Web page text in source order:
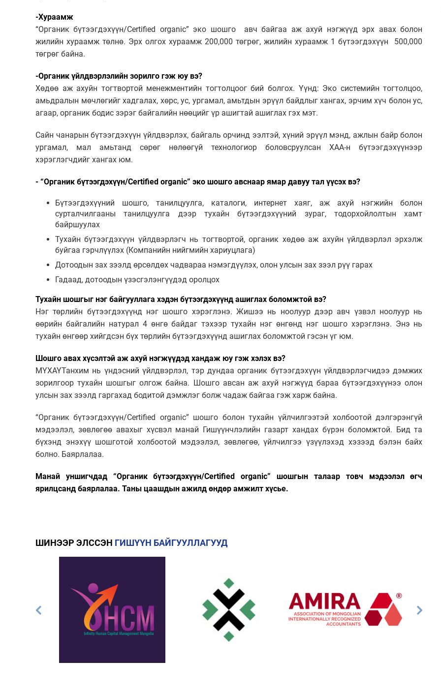
-Хураамж
“Органик бүтээгдэхүүн/Certified organic” эко шошго авч байгаа аж ахуй нэгжүүд эрх авах болон
жилийн хураамж төлнө. Эрх олгох хураамж 200,000 төгрөг, жилийн хураамж 1 бүтээгдэхүүн 500,000
төгрөг байна.
-Органик үйлдвэрлэлийн зорилго гэж юу вэ?
Хөдөө аж ахуйн тогтвортой менежментийн тогтолцоог бий болгох. Үүнд: Эко системийн тогтолцоо,
амьдралын мөчлөгийг хадгалах, хөрс, ус, ургамал, амьтдын эрүүл байдлыг хангах, эрчим хүч болон ус,
агаар, органик бодис зэрэг байгалийн нөөцийг үр ашигтай ашиглах гэх мэт.
Сайн чанарын бүтээгдэхүүн үйлдвэрлэх, байгаль орчинд ээлтэй, хүний эрүүл мэнд, ажлын байр болон
ургамал, мал амьтанд сөрөг нөлөөгүй технологиор боловсруулсан ХАА-н бүтээгдэхүүнээр
хэрэглэгчдийг хангах юм.
- “Органик бүтээгдэхүүн/Certified organic” эко шошго авснаар ямар давуу тал үүсэх вэ?
Бүтээгдэхүүний шошго, танилцуулга, каталоги, интернет хаяг, аж ахуй нэгжийн болон
сурталчилгааны танилцуулга дээр тухайн бүтээгдэхүүний зураг, тодорхойлолтын хамт
байршуулах
Тухайн бүтээгдэхүүн үйлдвэрлэгч нь тогтвортой, органик хөдөө аж ахуйн үйлдвэрлэл эрхэлж
буйгаа гэрчлүүлэх (Компанийн нийгмийн хариуцлага)
Дотоодын зах зээлд өрсөлдөх чадвараа нэмэгдүүлэх, олон улсын зах зээл рүү гарах
Гадаад, дотоодын үзэсгэлэнгүүдэд оролцох
Тухайн шошгыг нэг байгууллага хэдэн бүтээгдэхүүнд ашиглах боломжтой вэ?
Нэг төрлийн бүтээгдэхүүнд нэг шошго хэрэглэнэ. Жишээ нь ноолуур дээр авч үзвэл ноолуур нь
өөрийн байгалийн натурал 4 өнгө байдаг тэхээр тухайн нэг өнгөнд нэг шошго хэрэглэнэ. Энэ нь
тухайн өнгөөр хийгдсэн бүх төрлийн бүтээгдэхүүнд ашиглах боломжтой гэсэн үг юм.
Шошго авах хүсэлтэй аж ахуй нэгжүүдэд хандаж юу гэж хэлэх вэ?
МҮХАҮТанхим нь үндэсний үйлдвэрлэл, тэр дундаа органик бүтээгдэхүүн үйлдвэрлэгчидээ дэмжих
зорилгоор тухайн шошгыг олгож байна. Шошго авсан аж ахуй нэгжүүд бараа бүтээгдэхүүнээ олон
улсын зах зээлд гаргахад бодитой дэмжлэг болж чадаж байгаа гэж харж байна.
“Органик бүтээгдэхүүн/Certified organic” шошго болон тухайн үйлчилгээтэй холбоотой дэлгэрэнгүй
мэдээлэл, зөвлөгөө авахыг хүсвэл манай Гишүүнчлэлийн газарт хандах бүрэн боломжтой. Бид та
бүхэнд энэхүү шошготой холбоотой мэдээлэл, зөвлөгөө, үйлчилгээ үзүүлэхэд хэзээд бэлэн байх
болно. Баярлалаа.
Манай уншигчдад “Органик бүтээгдэхүүн/Certified organic” шошгын талаар товч мэдээлэл өгч
ярилцсанд баярлалаа. Таны цаашдын ажилд өндөр амжилт хүсье.
ШИНЭЭР ЭЛССЭН ГИШҮҮН БАЙГУУЛЛАГУУД